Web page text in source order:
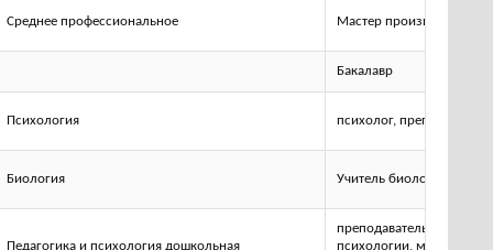
Среднее профессиональное Мастер
Бакалавр
Психология психолог,
Биология Учитель биологии и
Педагогика и психология дошкольная
преподаватель
психологии, методист